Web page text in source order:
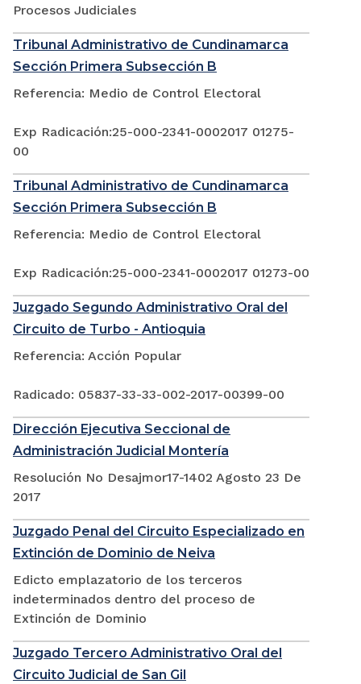
Procesos Judiciales
Tribunal Administrativo de Cundinamarca
Sección Primera Subsección B
Referencia: Medio de Control Electoral
Exp Radicación:25-000-2341-0002017 01275-
00
Tribunal Administrativo de Cundinamarca
Sección Primera Subsección B
Referencia: Medio de Control Electoral
Exp Radicación:25-000-2341-0002017 01273-00
Juzgado Segundo Administrativo Oral del
Circuito de Turbo - Antioquia
Referencia: Acción Popular
Radicado: 05837-33-33-002-2017-00399-00
Dirección Ejecutiva Seccional de
Administración Judicial Montería
Resolución No Desajmor17-1402 Agosto 23 De
2017
Juzgado Penal del Circuito Especializado en
Extinción de Dominio de Neiva
Edicto emplazatorio de los terceros
indeterminados dentro del proceso de
Extinción de Dominio
Juzgado Tercero Administrativo Oral del
Circuito Judicial de San Gil